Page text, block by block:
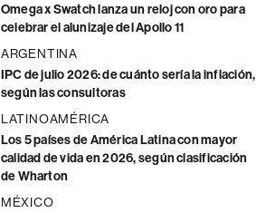
Omega x Swatch lanza un reloj con oro para
celebrar el alunizaje del Apollo 11
ARGENTINA
IPC de julio 2026: de cuánto sería la inflación,
según las consultoras
LATINOAMÉRICA
Los 5 países de América Latina con mayor
calidad de vida en 2026, según clasificación
de Wharton
MÉXICO